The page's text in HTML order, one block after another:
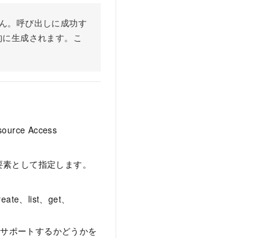
。呼び出しに成功す
生成されます。こ
Access
素として指定します。
、list、get、
ポートするかどうかを